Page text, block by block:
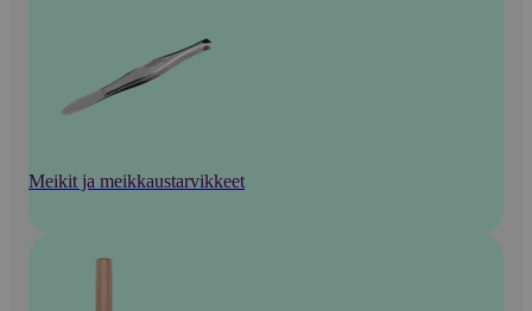
Meikit ja meikkaustarvikkeet